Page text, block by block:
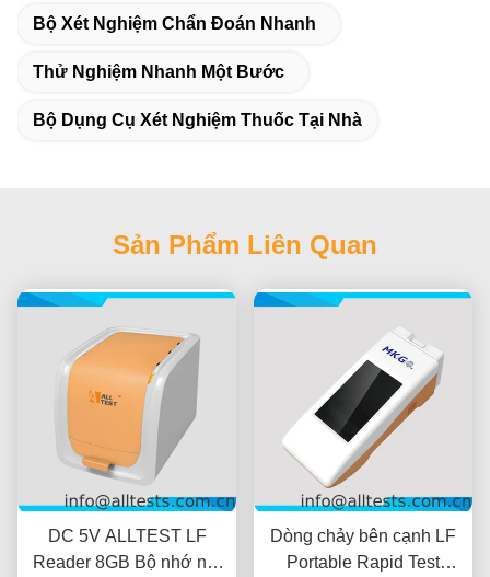
Bộ Xét Nghiệm Chẩn Đoán Nhanh
Thử Nghiệm Nhanh Một Bước
Bộ Dụng Cụ Xét Nghiệm Thuốc Tại Nhà
Sản Phẩm Liên Quan
DC 5V ALLTEST LF
Reader 8GB Bộ nhớ nội
Dòng chảy bên cạnh LF
Portable Rapid Test